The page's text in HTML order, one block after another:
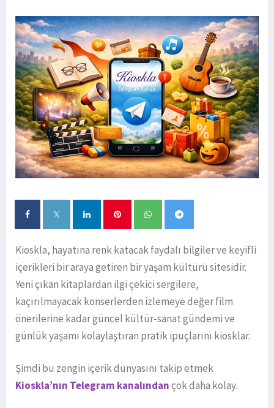
Kioskla, hayatına renk katacak faydalı bilgiler ve keyifli
içerikleri bir araya getiren bir yaşam kültürü sitesidir.
Yeni çıkan kitaplardan ilgi çekici sergilere,
kaçırılmayacak konserlerden izlemeye değer film
önerilerine kadar güncel kültür-sanat gündemi ve
günlük yaşamı kolaylaştıran pratik ipuçlarını kiosklar.
Şimdi bu zengin içerik dünyasını takip etmek
Kioskla’nın Telegram kanalındançok daha kolay.